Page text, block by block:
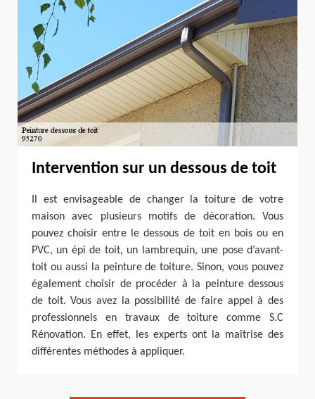
Intervention sur un dessous de toit
Il est envisageable de changer la toiture de votre
maison avec plusieurs motifs de décoration. Vous
pouvez choisir entre le dessous de toit en bois ou en
PVC, un épi de toit, un lambrequin, une pose d’avant-
toit ou aussi la peinture de toiture. Sinon, vous pouvez
également choisir de procéder à la peinture dessous
de toit. Vous avez la possibilité de faire appel à des
professionnels en travaux de toiture comme S.C
Rénovation. En effet, les experts ont la maîtrise des
différentes méthodes à appliquer.